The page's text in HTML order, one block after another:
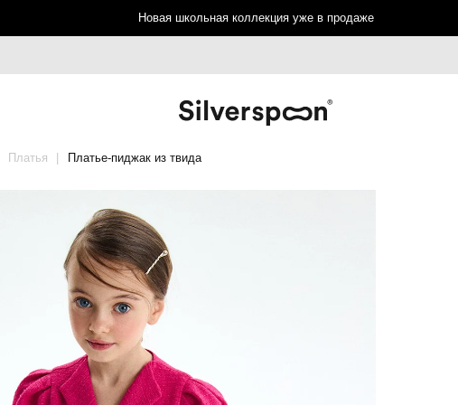
Новая школьная коллекция уже в продаже
Платья Платье-пиджак из твида